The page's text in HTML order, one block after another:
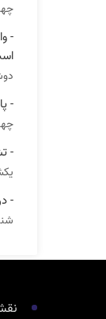
چهار
-
-
چهار
-
-
شنبه,